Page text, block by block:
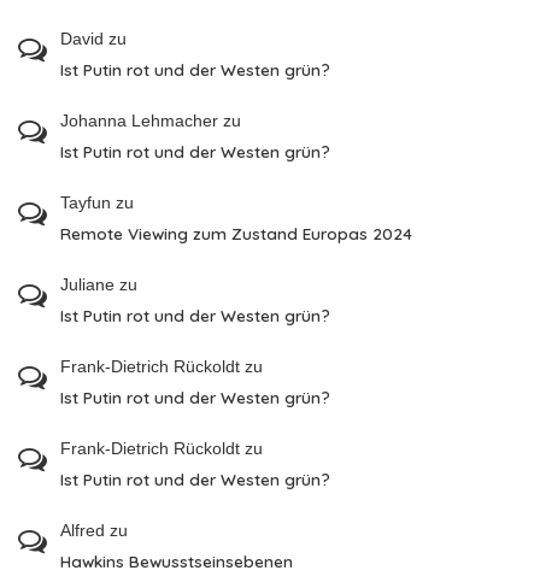
David zu
Ist Putin rot und der Westen grün?
Johanna Lehmacher zu
Ist Putin rot und der Westen grün?
Tayfun zu
Remote Viewing zum Zustand Europas 2024
Juliane zu
Ist Putin rot und der Westen grün?
Frank-Dietrich Rückoldt zu
Ist Putin rot und der Westen grün?
Frank-Dietrich Rückoldt zu
Ist Putin rot und der Westen grün?
Alfred zu
Hawkins Bewusstseinsebenen